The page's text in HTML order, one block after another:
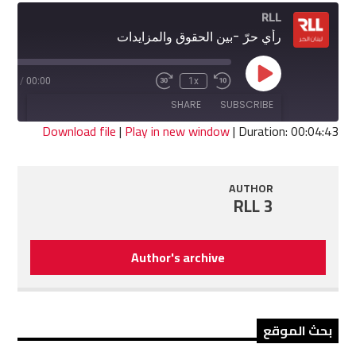
RLL
رأي حرّ -بين الحقوق والمزايدات
Play
Episode
Rewind
10
Seconds
1x
Fast
seconds
00:00
/
SUBSCRIBE
SHARE
Download file| Play in new window| Duration: 00:04:43
AUTHOR
RLL 3
Author's archive
بحث الموقع